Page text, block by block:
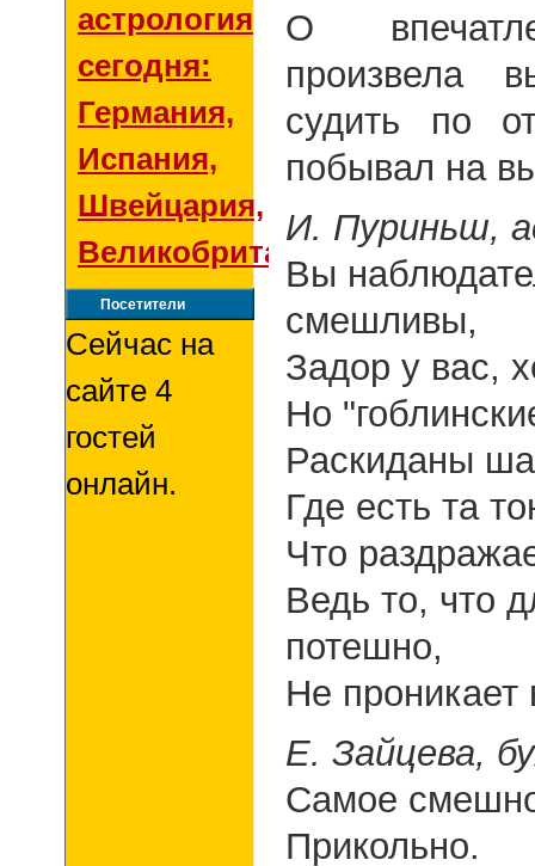
астрология
сегодня:
Германия,
Испания,
Швейцария,
Великобритания
Посетители
Сейчас на
сайте 4
гостей
онлайн.
О
произвела
судить по
побывал на
И. Пуриньш,
Вы
смешливы,
Задор у вас,
Но
Раскиданы
Где есть та
Что
Ведь то, что
потешно,
Не проникает
Е. Зайцева,
Самое
Прикольно.